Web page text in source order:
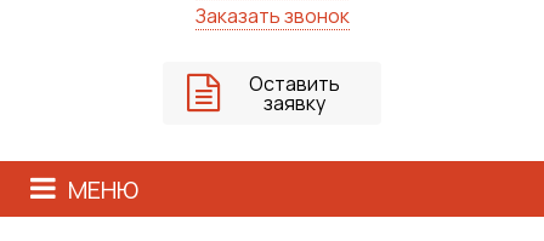
Заказать звонок
Оставить
заявку
МЕНЮ